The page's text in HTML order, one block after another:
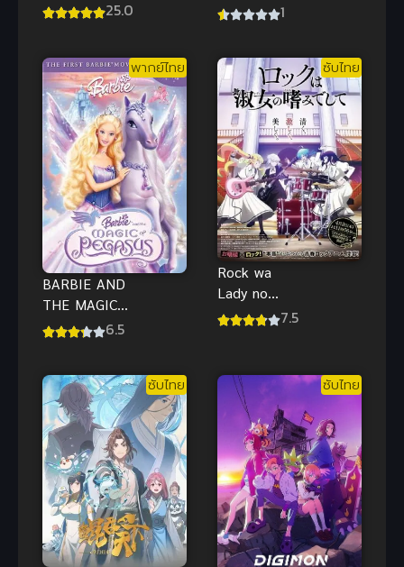
ถังซาน ภาค 1
25.0
ผงาดจิ๋นซี ภาค
1
พากย์ไทย
BARBIE AND
THE MAGIC
OF PEGASUS
เวทมนตร์แห่ง
พีกาซัส พากย์
ไทย
6.5
ซับไทย
Rock wa
Lady no
Tashinami
ทาชินามิเดชิ
เตะ
7.5
ซับไทย ซับไทย